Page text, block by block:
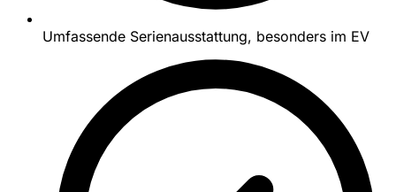
Umfassende Serienausstattung, besonders im EV